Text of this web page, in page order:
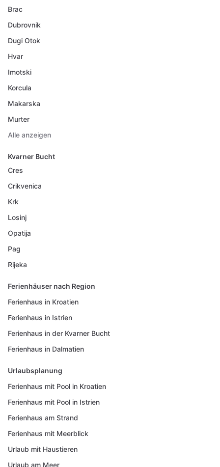
Brac
Dubrovnik
Dugi Otok
Hvar
Imotski
Korcula
Makarska
Murter
Alle anzeigen
Kvarner Bucht
Cres
Crikvenica
Krk
Losinj
Opatija
Pag
Rijeka
Ferienhäuser nach Region
Ferienhaus in Kroatien
Ferienhaus in Istrien
Ferienhaus in der Kvarner Bucht
Ferienhaus in Dalmatien
Urlaubsplanung
Ferienhaus mit Pool in Kroatien
Ferienhaus mit Pool in Istrien
Ferienhaus am Strand
Ferienhaus mit Meerblick
Urlaub mit Haustieren
Urlaub am Meer